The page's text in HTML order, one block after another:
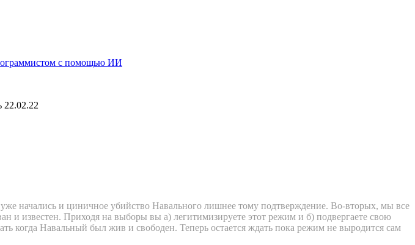
с помощью ИИ
22.02.22
начались и циничное убийство Навального лишнее тому подтверждение. Во-вторых, мы все
и известен. Приходя на выборы вы а) легитимизируете этот режим и б) подвергаете свою
Навальный был жив и свободен. Теперь остается ждать пока режим не выродится сам